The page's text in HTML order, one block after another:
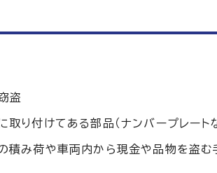
盗
取り付けてある部品（ナンバープレート
積み荷や車両内から現金や品物を盗む